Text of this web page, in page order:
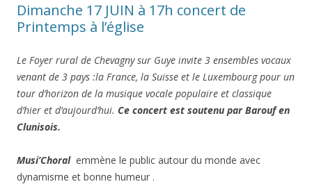
Dimanche 17 JUIN à 17h concert de
Printemps à l’église
Le Foyer rural de Chevagny sur Guye invite 3 ensembles vocaux
venant de 3 pays :la France, la Suisse et le Luxembourg pour un
tour d’horizon de la musique vocale populaire et classique
d’hier et d’aujourd’hui. Ce concert est soutenu par Barouf en
Clunisois.
Musi’Choralemmène le public autour du monde avec
dynamisme et bonne humeur .